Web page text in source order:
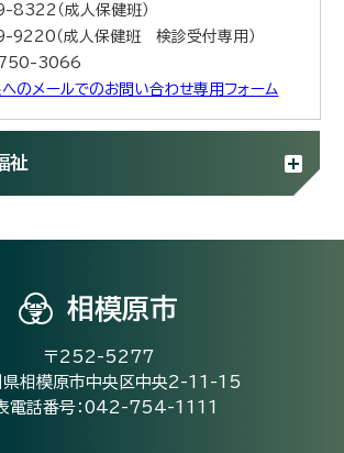
（成人保健班）
9220（成人保健班 検診受付専用）
750-3066
のメールでのお問い合わせ専用フォーム
祉
相模原市
〒252-5277
県相模原市中央区中央2-11-15
電話番号：042-754-1111